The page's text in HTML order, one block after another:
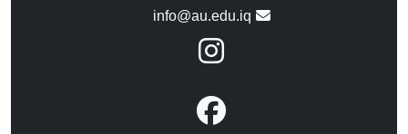
info@au.edu.iq